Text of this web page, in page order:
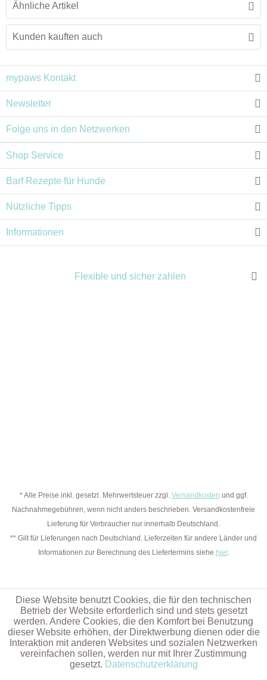
Ähnliche Artikel
Kunden kauften auch
mypaws Kontakt
Newsletter
Folge uns in den Netzwerken
Shop Service
Barf Rezepte für Hunde
Nützliche Tipps
Informationen
Flexible und sicher zahlen
* Alle Preise inkl. gesetzl. Mehrwertsteuer zzgl. Versandkosten und ggf.
Nachnahmegebühren, wenn nicht anders beschrieben. Versandkostenfreie
Lieferung für Verbraucher nur innerhalb Deutschland.
** Gilt für Lieferungen nach Deutschland. Lieferzeiten für andere Länder und
Informationen zur Berechnung des Liefertermins siehe hier.
Diese Website benutzt Cookies, die für den technischen
Betrieb der Website erforderlich sind und stets gesetzt
werden. Andere Cookies, die den Komfort bei Benutzung
dieser Website erhöhen, der Direktwerbung dienen oder die
Interaktion mit anderen Websites und sozialen Netzwerken
vereinfachen sollen, werden nur mit Ihrer Zustimmung
gesetzt. Datenschutzerklärung